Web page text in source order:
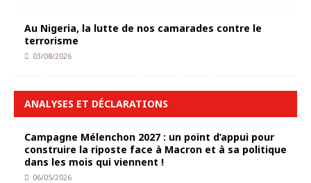
Au Nigeria, la lutte de nos camarades contre le
terrorisme
03/08/2026
ANALYSES ET DÉCLARATIONS
Campagne Mélenchon 2027 : un point d’appui pour
construire la riposte face à Macron et à sa politique
dans les mois qui viennent !
06/05/2026